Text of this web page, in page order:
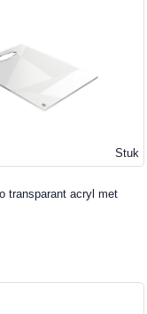
Stuk
transparant acryl met